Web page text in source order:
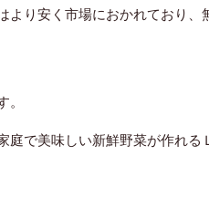
り安く市場におかれており、
庭で美味しい新鮮野菜が作れる